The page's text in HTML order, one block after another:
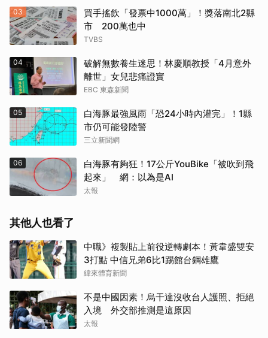
03
買手搖飲「發票中1000萬」！獎落南北2縣
市 200萬也中
TVBS
04
破解無數養生迷思！林慶順教授「4月意外
離世」女兒悲痛證實
EBC 東森新聞
05
白海豚最強風雨「恐24小時內灌完」！1縣
市仍可能發陸警
三立新聞網
06
白海豚有夠狂！17公斤YouBike「被吹到飛
起來」 網：以為是AI
太報
其他人也看了
中職》複製貼上前役逆轉劇本！黃韋盛雙安
3打點 中信兄弟6比1踢館台鋼雄鷹
緯來體育新聞
不是中國因素！烏干達沒收台人護照、拒絕
入境 外交部推測是這原因
太報